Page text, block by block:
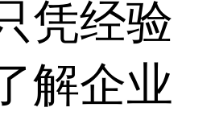
凭经验
解企业